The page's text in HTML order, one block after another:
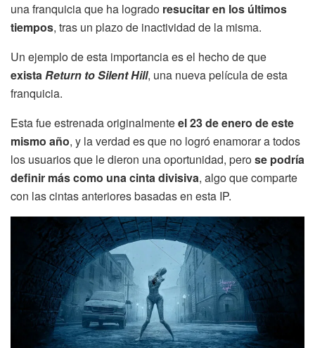
una franquicia que ha logrado resucitar en los últimos
tiempos, tras un plazo de inactividad de la misma.
Un ejemplo de esta importancia es el hecho de que
existaReturn to Silent Hill, una nueva película de esta
franquicia.
Esta fue estrenada originalmenteel 23 de enero de este
mismo año, y la verdad es que no logró enamorar a todos
los usuarios que le dieron una oportunidad, perose podría
definir más como una cinta divisiva, algo que comparte
con las cintas anteriores basadas en esta IP.